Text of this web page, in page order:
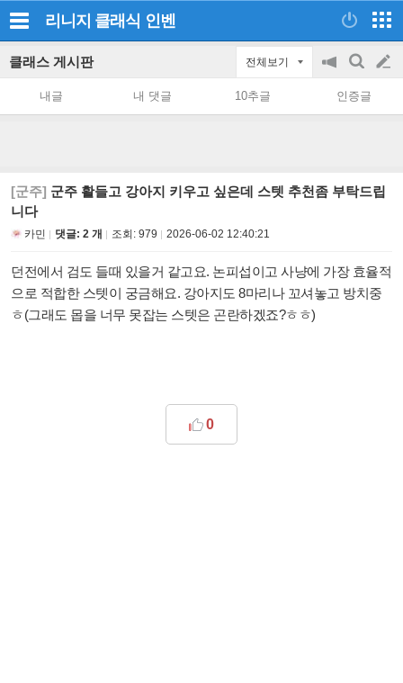
리니지 클래식 인벤
클래스 게시판 전체보기
공
on/off
검
색
글
쓰
내글 내 댓글 10추글 인증글
[군주] 군주 활들고 강아지 키우고 싶은데 스텟 추천좀 부탁드립
니다
카민 댓글: 2 개 조회: 979 2026-06-02 12:40:21
던전에서 검도 들때 있을거 같고요. 논피섭이고 사냥에 가장 효율적
으로 적합한 스텟이 궁금해요. 강아지도 8마리나 꼬셔놓고 방치중
ㅎ(그래도 몹을 너무 못잡는 스텟은 곤란하겠죠?ㅎㅎ)
0